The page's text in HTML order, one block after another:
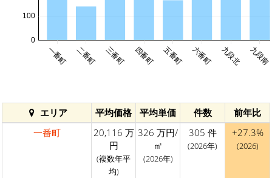
一番町 二番町 三番町 四番町 五番町 六番町 九段北 九段南
0
100
エリア 平均価格 平均単価 件数
前年比
一番町
20,116 万
円
(複数年平
均)
326 万円/
㎡
(2026年)
305 件
(2026年)
+27.3%
(2026)